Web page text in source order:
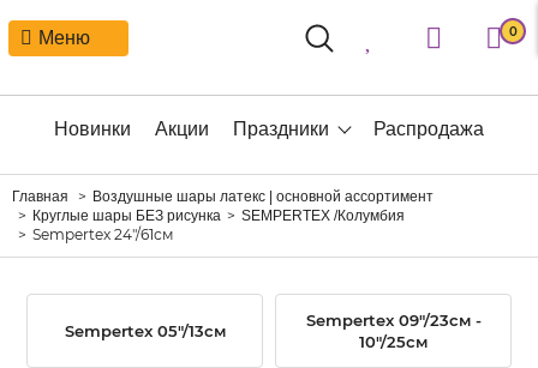
Меню 0
Новинки Акции Праздники Распродажа
Главная
Воздушные шары латекс | основной ассортимент
Круглые шары БЕЗ рисунка
SEMPERTEX /Колумбия
Sempertex 24"/61см
Sempertex 05"/13см
Sempertex 09"/23см -
10"/25см